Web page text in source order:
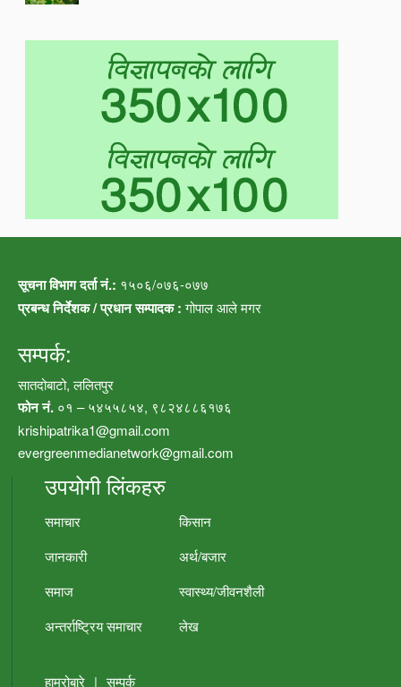
सूचना विभाग दर्ता नं.: १५०६/०७६-०७७
प्रबन्ध निर्देशक / प्रधान सम्पादक :गोपाल आले मगर
सम्पर्क:
सातदोबाटो, ललितपुर
फोन नं. ०१ – ५४५५८५४, ९८२४८८६१७६
krishipatrika1@gmail.com
evergreenmedianetwork@gmail.com
उपयोगी लिंकहरु
समाचार
किसान
जानकारी
अर्थ/बजार
समाज
स्वास्थ्य/जीवनशैली
अन्तर्राष्ट्रिय समाचार
लेख
हाम्रोबारे | सम्पर्क